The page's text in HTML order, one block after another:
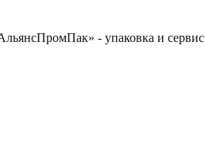
- упаковка и сервис